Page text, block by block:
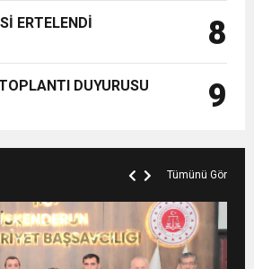
ERTELENDİ 8
DUYURUSU 9
Tümünü Gör